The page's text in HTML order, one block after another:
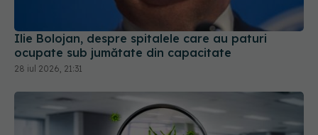
Ilie Bolojan, despre spitalele care au paturi
ocupate sub jumătate din capacitate
28 iul 2026, 21:31